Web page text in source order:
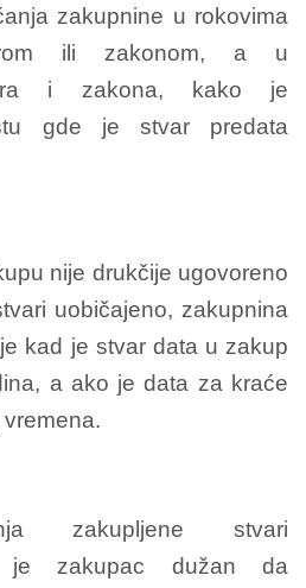
zakupnine u rokovima
ili zakonom, a u
i zakona, kako je
gde je stvar predata
nije drukčije ugovoreno
uobičajeno, zakupnina
kad je stvar data u zakup
a ako je data za kraće
zakupljene stvari
je zakupac dužan da